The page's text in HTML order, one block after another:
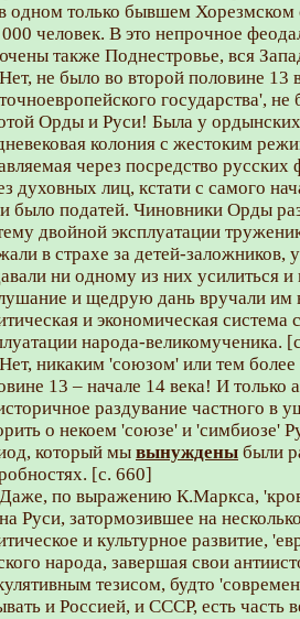
одном только бывшем Хорезмском
человек. В это непрочное
также Поднестровье, вся
Нет, не было во второй половине 13
государства',
Орды и Руси! Была у
колония с жестоким
через посредство русских
духовных лиц, кстати с самого
было податей. Чиновники Орды
двойной эксплуатации
в страхе за детей-заложников,
ни одному из них усилиться
и щедрую дань вручали им
и экономическая система
народа-великомученика.
Нет, никаким 'союзом' или тем
13 – начале 14 века! И только
раздувание частного в
о некоем 'союзе' и 'симбиозе'
который мы вынуждены были
[с. 660]
Даже, по выражению К.Маркса,
Руси, затормозившее на
и культурное развитие,
народа, завершая свои
тезисом, будто
и Россией, и СССР, есть часть